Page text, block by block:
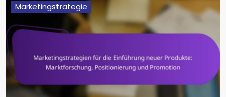
Marketingstrategie